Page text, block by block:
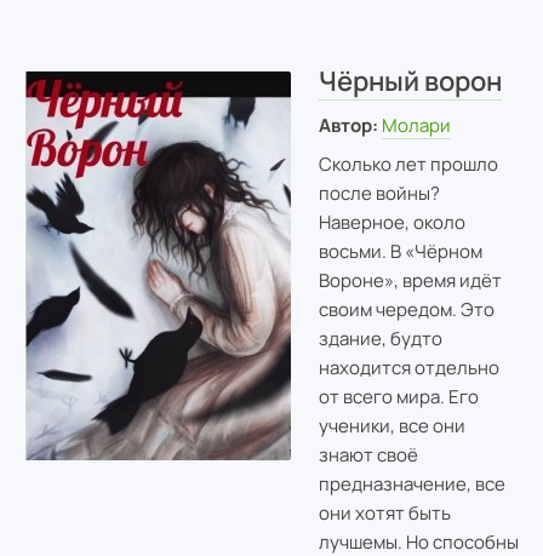
Чёрный ворон
Автор: Молари
Сколько лет прошло
после войны?
Наверное, около
восьми. В «Чёрном
Вороне», время идёт
своим чередом. Это
здание, будто
находится отдельно
от всего мира. Его
ученики, все они
знают своё
предназначение, все
они хотят быть
лучшемы. Но способны